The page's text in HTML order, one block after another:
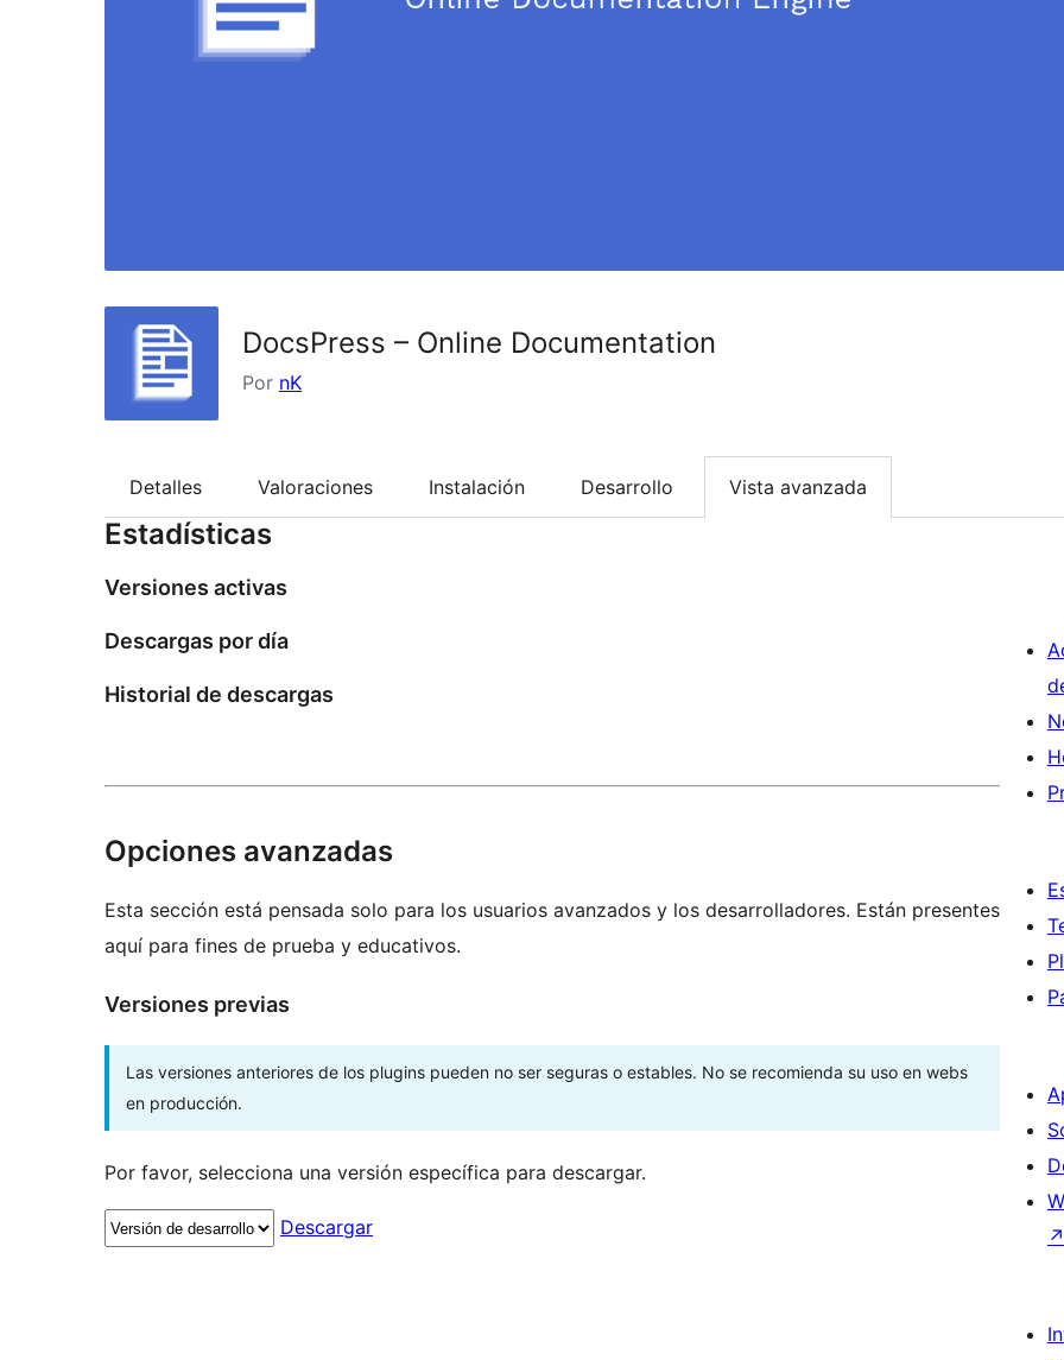
DocsPress – Online Documentation
Por nK
Detalles Valoraciones Instalación Desarrollo Vista avanzada
Estadísticas
Versiones activas
Descargas por día
Historial de descargas
Opciones avanzadas
Esta sección está pensada solo para los usuarios avanzados y los desarrolladores. Están presentes
aquí para fines de prueba y educativos.
Versiones previas
Las versiones anteriores de los plugins pueden no ser seguras o estables. No se recomienda su uso en webs
en producción.
Por favor, selecciona una versión específica para descargar.
Descargar
↗